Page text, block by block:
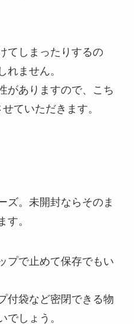
てしまったりするの
れません。
がありますので、こち
ていただきます。
ズ。未開封ならそのま
す。
プで止めて保存でもい
付袋など密閉できる物
でしょう。